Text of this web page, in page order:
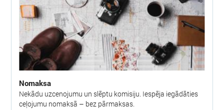
Nomaksa
Nekādu uzcenojumu un slēptu komisiju. Iespēja iegādāties
ceļojumu nomaksā – bez pārmaksas.